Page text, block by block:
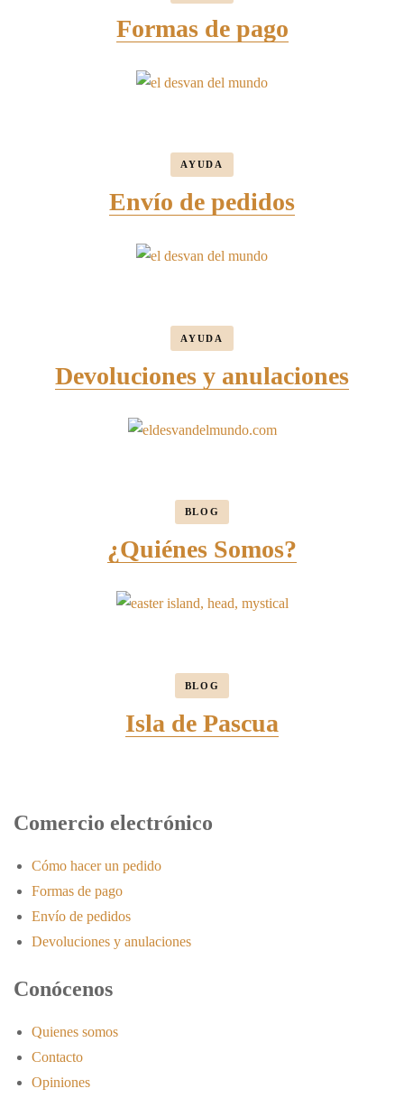
Formas de pago
AYUDA
Envío de pedidos
AYUDA
Devoluciones y anulaciones
BLOG
¿Quiénes Somos?
BLOG
Isla de Pascua
Comercio electrónico
Cómo hacer un pedido
Formas de pago
Envío de pedidos
Devoluciones y anulaciones
Conócenos
Quienes somos
Contacto
Opiniones